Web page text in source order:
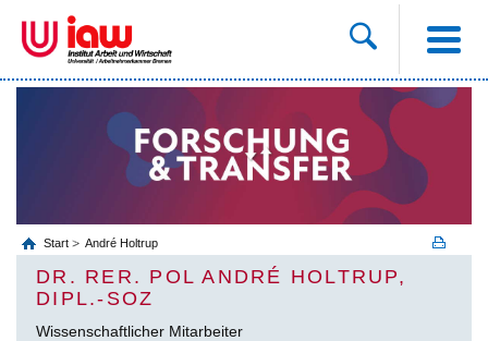
Start André Holtrup
DR. RER. POL ANDRÉ HOLTRUP,
DIPL.-SOZ
Wissenschaftlicher Mitarbeiter